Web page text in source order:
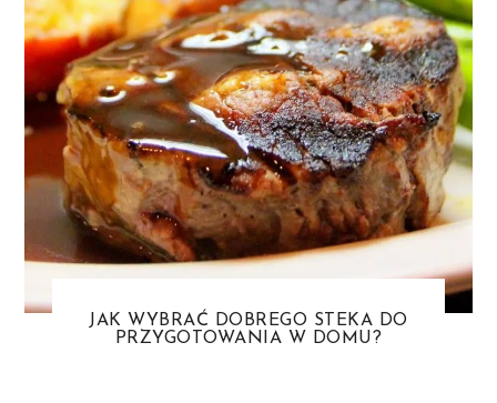
JAK WYBRAĆ DOBREGO STEKA DO
PRZYGOTOWANIA W DOMU?